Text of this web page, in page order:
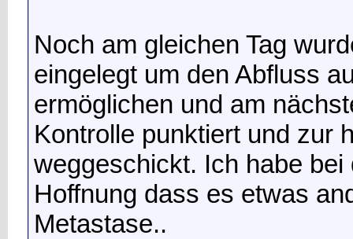
Noch am gleichen Tag
eingelegt um den Abfluss
ermöglichen und am
Kontrolle punktiert und zur
weggeschickt. Ich habe
Hoffnung dass es etwas
Metastase..